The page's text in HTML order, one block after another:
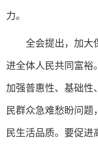
力。
全会提出，加大
进全体人民共同富裕
加强普惠性、基础性
民群众急难愁盼问题
民生活品质。要促进